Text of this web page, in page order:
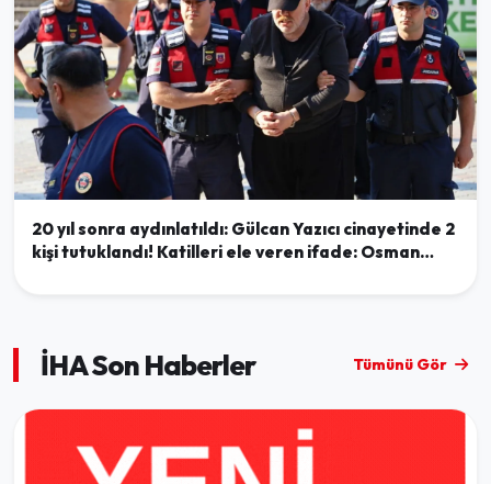
20 yıl sonra aydınlatıldı: Gülcan Yazıcı cinayetinde 2
kişi tutuklandı! Katilleri ele veren ifade: Osman
İHA Son Haberler Tümünü Gör